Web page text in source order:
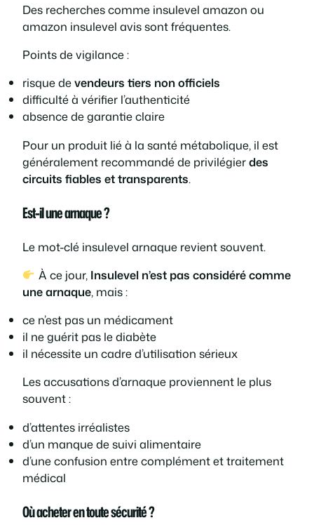
Des recherches comme insulevel amazon ou
amazon insulevel avissont fréquentes.
Points de vigilance :
risque devendeurs tiers non officiels
difficulté à vérifier l’authenticité
absence de garantie claire
Pour un produit lié à la santé métabolique, il est
généralement recommandé de privilégierdes
circuits fiables et transparents.
Est-il une arnaque ?
Le mot-clé insulevel arnaque revient souvent.
À ce jour, Insulevel n’est pas considéré comme
une arnaque, mais :
ce n’est pas un médicament
il ne guérit pas le diabète
il nécessite un cadre d’utilisation sérieux
Les accusations d’arnaque proviennent le plus
souvent :
d’attentes irréalistes
d’un manque de suivi alimentaire
d’une confusion entre complément et traitement
médical
Où acheter en toute sécurité ?